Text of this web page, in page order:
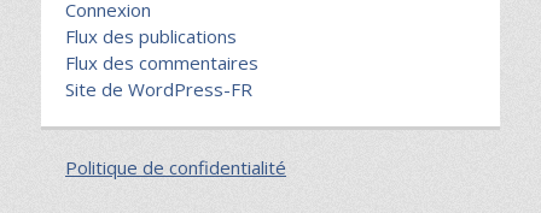
Connexion
Flux des publications
Flux des commentaires
Site de WordPress-FR
Politique de confidentialité